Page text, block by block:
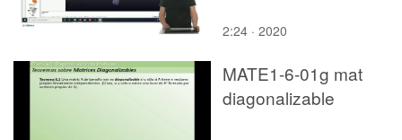
2:24 · 2020
MATE1-6-01g mat
diagonalizable